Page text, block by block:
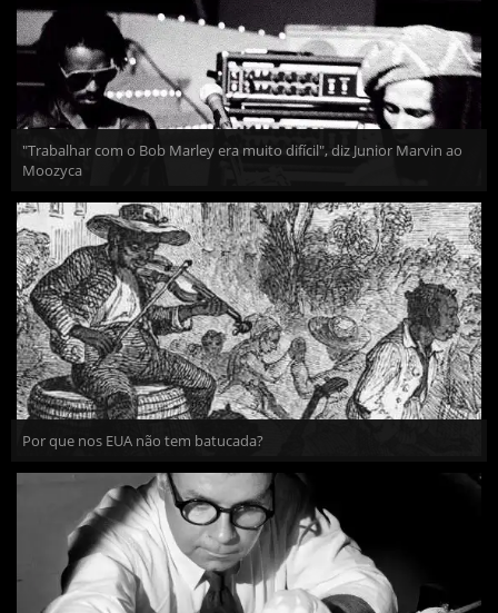
"Trabalhar com o Bob Marley era muito difícil", diz Junior Marvin ao
Moozyca
Por que nos EUA não tem batucada?